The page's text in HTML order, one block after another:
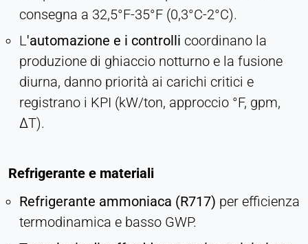
consegna a 32,5°F-35°F (0,3°C-2°C).
L'automazione e i controlli coordinano la
produzione di ghiaccio notturno e la fusione
diurna, danno priorità ai carichi critici e
registrano i KPI (kW/ton, approccio °F, gpm,
ΔT).
Refrigerante e materiali
Refrigerante ammoniaca (R717) per efficienza
termodinamica e basso GWP.